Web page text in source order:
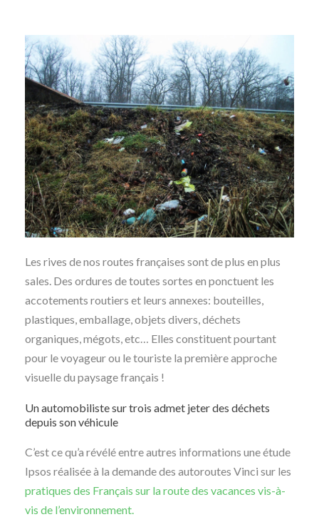
Les rives de nos routes françaises sont de plus en plus
sales. Des ordures de toutes sortes en ponctuent les
accotements routiers et leurs annexes: bouteilles,
plastiques, emballage, objets divers, déchets
organiques, mégots, etc… Elles constituent pourtant
pour le voyageur ou le touriste la première approche
visuelle du paysage français !
Un automobiliste sur trois admet jeter des déchets
depuis son véhicule
C’est ce qu’a révélé entre autres informations une étude
Ipsos réalisée à la demande des autoroutes Vinci sur les
pratiques des Français sur la route des vacances vis-à-
vis de l’environnement.